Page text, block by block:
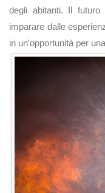
degli abitanti. Il
imparare dalle
in un'opportunità per